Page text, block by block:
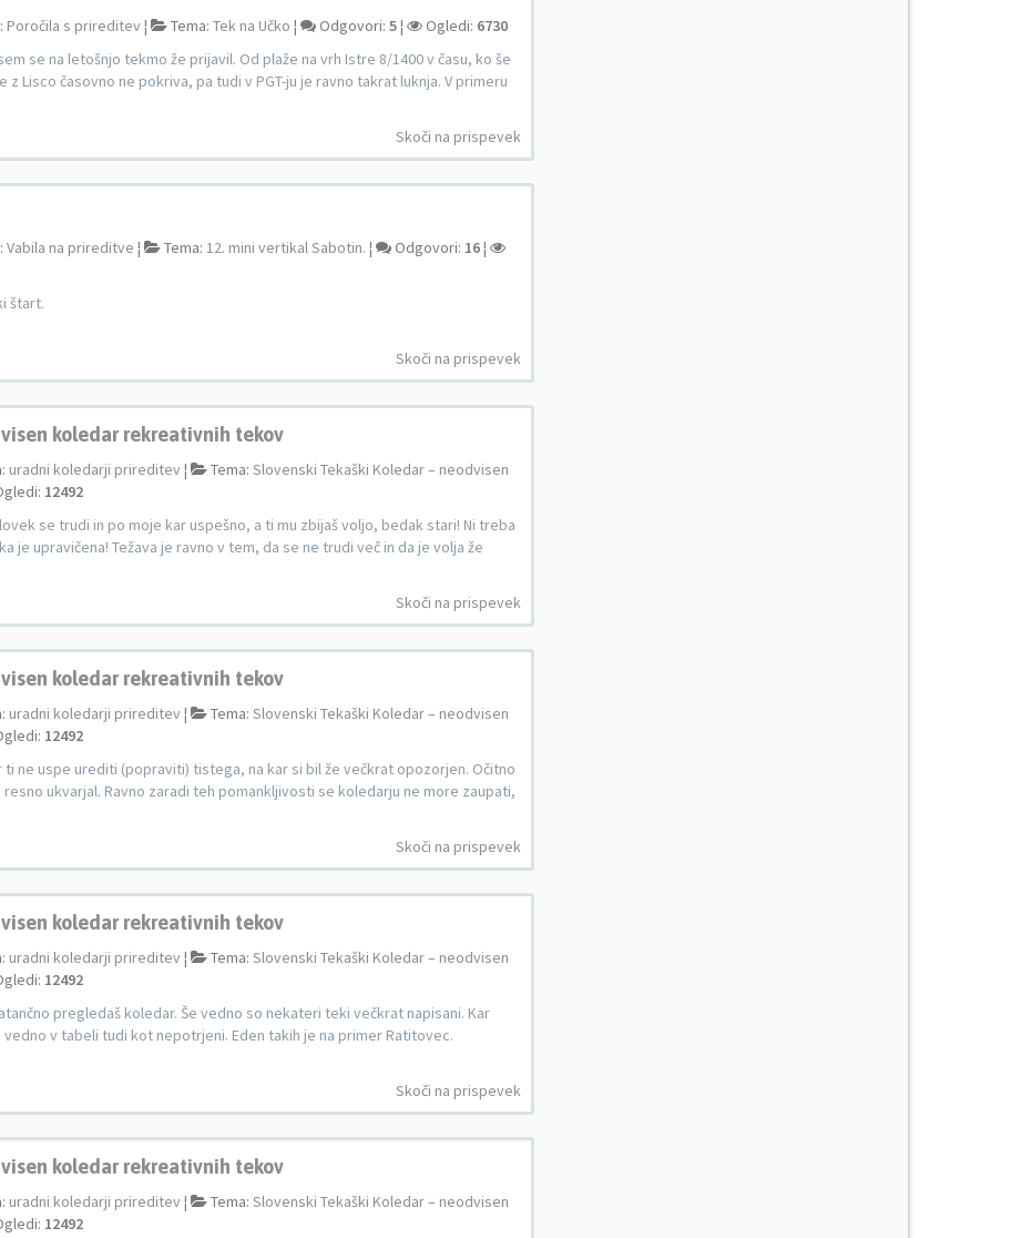
Poročila s prireditev ¦ Tema: Tek na Učko ¦ Odgovori: 5¦ Ogledi: 6730
se na letošnjo tekmo že prijavil. Od plaže na vrh Istre 8/1400 v času, ko še
Lisco časovno ne pokriva, pa tudi v PGT-ju je ravno takrat luknja. V primeru
Skoči na prispevek
Vabila na prireditve ¦ Tema: 12. mini vertikal Sabotin. ¦ Odgovori: 16¦
štart.
Skoči na prispevek
koledar rekreativnih tekov
uradni koledarji prireditev ¦ Tema: Slovenski Tekaški Koledar – neodvisen
12492
se trudi in po moje kar uspešno, a ti mu zbijaš voljo, bedak stari! Ni treba
je upravičena! Težava je ravno v tem, da se ne trudi več in da je volja že
Skoči na prispevek
koledar rekreativnih tekov
uradni koledarji prireditev ¦ Tema: Slovenski Tekaški Koledar – neodvisen
12492
ti ne uspe urediti (popraviti) tistega, na kar si bil že večkrat opozorjen. Očitno
ukvarjal. Ravno zaradi teh pomankljivosti se koledarju ne more zaupati,
Skoči na prispevek
koledar rekreativnih tekov
uradni koledarji prireditev ¦ Tema: Slovenski Tekaški Koledar – neodvisen
12492
pregledaš koledar. Še vedno so nekateri teki večkrat napisani. Kar
v tabeli tudi kot nepotrjeni. Eden takih je na primer Ratitovec.
Skoči na prispevek
koledar rekreativnih tekov
uradni koledarji prireditev ¦ Tema: Slovenski Tekaški Koledar – neodvisen
12492